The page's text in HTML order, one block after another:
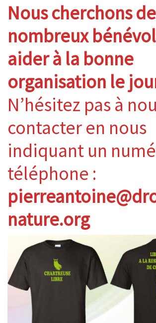
Nous cherchons de
nombreux
aider à la bonne
organisation le
N’hésitez pas à
contacter en nous
indiquant un
téléphone :
nature.org